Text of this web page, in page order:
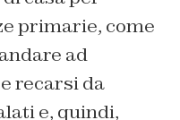
primarie, come
ad
recarsi da
e, quindi,